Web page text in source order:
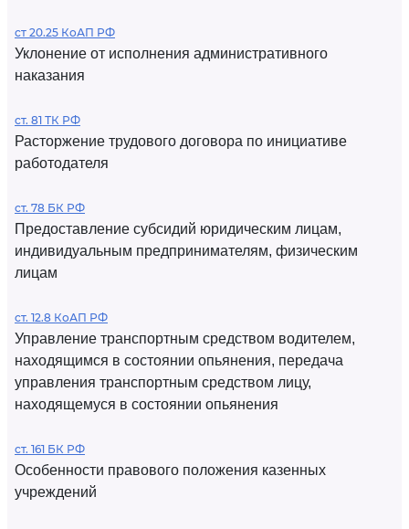
ст 20.25 КоАП РФ
Уклонение от исполнения административного
наказания
ст. 81 ТК РФ
Расторжение трудового договора по инициативе
работодателя
ст. 78 БК РФ
Предоставление субсидий юридическим лицам,
индивидуальным предпринимателям, физическим
лицам
ст. 12.8 КоАП РФ
Управление транспортным средством водителем,
находящимся в состоянии опьянения, передача
управления транспортным средством лицу,
находящемуся в состоянии опьянения
ст. 161 БК РФ
Особенности правового положения казенных
учреждений